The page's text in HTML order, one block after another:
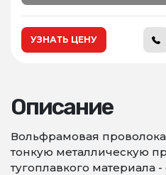
УЗНАТЬ ЦЕНУ
Описание
Вольфрамовая
тонкую металлическую
тугоплавкого материала